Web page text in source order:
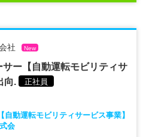
社 New
ー【自動運転モビリティサ
向.
正社員
動運転モビリティサービス事業】
会